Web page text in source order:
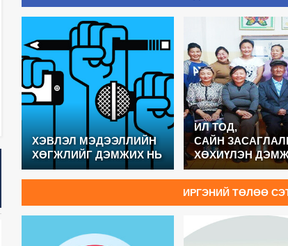
ХЭВЛЭЛ МЭДЭЭЛЛИЙН
ХӨГЖЛИЙГ ДЭМЖИХ НЬ
ИЛ ТОД,
САЙН
ХӨХИҮЛЭН
ИРГЭНИЙ ТӨЛӨӨ